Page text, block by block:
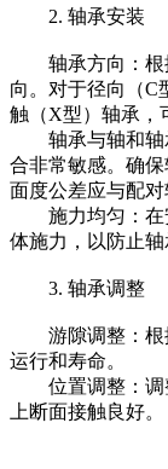
2. 轴承安装
轴承方向：根
向。对于径向（C
触（X型）轴承
轴承与轴和轴
合非常敏感。确
面度公差应与配
施力均匀：在
体施力，以防止轴
3. 轴承调整
游隙调整：根
运行和寿命。
位置调整：调
上断面接触良好。